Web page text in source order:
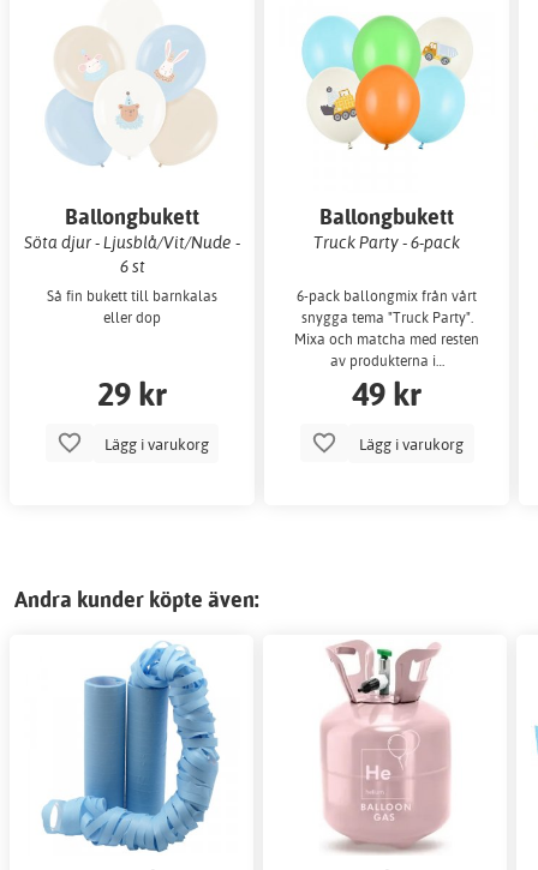
Ballongbukett
Söta djur - Ljusblå/Vit/Nude -
6 st
Så fin bukett till barnkalas
eller dop
29 kr
Lägg i varukorg
Ballongbukett
Truck Party - 6-pack
6-pack ballongmix från vårt
snygga tema "Truck Party".
Mixa och matcha med resten
av produkterna i…
49 kr
Lägg i varukorg
Andra kunder köpte även: